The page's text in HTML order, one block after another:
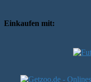
Einkaufen mit: